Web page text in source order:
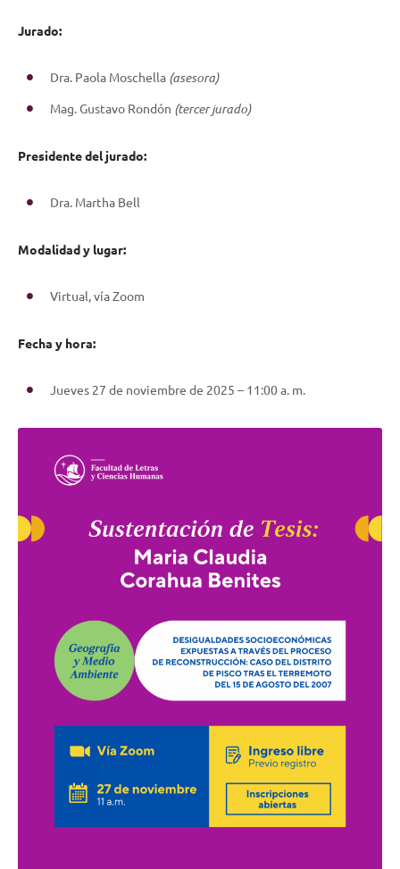
Jurado:
Dra. Paola Moschella (asesora)
Mag. Gustavo Rondón (tercer jurado)
Presidente del jurado:
Dra. Martha Bell
Modalidad y lugar:
Virtual, vía Zoom
Fecha y hora:
Jueves 27 de noviembre de 2025 – 11:00 a. m.